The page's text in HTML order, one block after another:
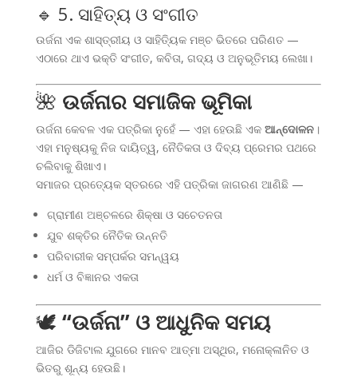
🔹 5. ସାହିତ୍ୟ ଓ ସଂଗୀତ
ଉର୍ଜନା ଏକ ଶାସ୍ତ୍ରୀୟ ଓ ସାହିତ୍ୟିକ ମଞ୍ଚ ଭିତରେ ପରିଣତ —
ଏଠାରେ ଥାଏ ଭକ୍ତି ସଂଗୀତ, କବିତା, ଗଦ୍ୟ ଓ ଅନୁଭୂତିମୟ ଲେଖା।
🌺 ଉର୍ଜନାର ସମାଜିକ ଭୂମିକା
ଉର୍ଜନା କେବଳ ଏକ ପତ୍ରିକା ନୁହେଁ — ଏହା ହେଉଛି ଏକ ଆନ୍ଦୋଳନ।
ଏହା ମନୁଷ୍ୟକୁ ନିଜ ଦାୟିତ୍ୱ, ନୈତିକତା ଓ ଦିବ୍ୟ ପ୍ରେମର ପଥରେ
ଚଲିବାକୁ ଶିଖାଏ।
ସମାଜର ପ୍ରତ୍ୟେକ ସ୍ତରରେ ଏହି ପତ୍ରିକା ଜାଗରଣ ଆଣିଛି —
ଗ୍ରାମୀଣ ଅଞ୍ଚଳରେ ଶିକ୍ଷା ଓ ସଚେତନତା
ଯୁବ ଶକ୍ତିର ନୈତିକ ଉନ୍ନତି
ପରିବାରୀକ ସମ୍ପର୍କର ସମନ୍ୱୟ
ଧର୍ମ ଓ ବିଜ୍ଞାନର ଏକତା
🕊️ “ଉର୍ଜନା” ଓ ଆଧୁନିକ ସମୟ
ଆଜିର ଡିଜିଟାଲ ଯୁଗରେ ମାନବ ଆତ୍ମା ଅସ୍ଥିର, ମନୋକ୍ଳାନିତ ଓ
ଭିତରୁ ଶୂନ୍ୟ ହେଉଛି।